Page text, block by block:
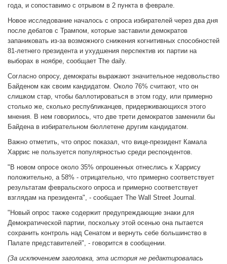
года, и сопоставимо с отрывом в 2 пункта в феврале.
Новое исследование началось с опроса избирателей через два дня
после дебатов с Трампом, которые заставили демократов
запаниковать из-за возможного снижения когнитивных способностей
81-летнего президента и ухудшения перспектив их партии на
выборах в ноябре, сообщает The daily.
Согласно опросу, демократы выражают значительное недовольство
Байденом как своим кандидатом. Около 76% считают, что он
слишком стар, чтобы баллотироваться в этом году, или примерно
столько же, сколько республиканцев, придерживающихся этого
мнения. В нем говорилось, что две трети демократов заменили бы
Байдена в избирательном бюллетене другим кандидатом.
Важно отметить, что опрос показал, что вице-президент Камала
Харрис не пользуется популярностью среди респондентов.
"В новом опросе около 35% опрошенных отнеслись к Харрису
положительно, а 58% - отрицательно, что примерно соответствует
результатам февральского опроса и примерно соответствует
взглядам на президента", - сообщает The Wall Street Journal.
"Новый опрос также содержит предупреждающие знаки для
Демократической партии, поскольку этой осенью она пытается
сохранить контроль над Сенатом и вернуть себе большинство в
Палате представителей", - говорится в сообщении.
(За исключением заголовка, эта история не редактировалась